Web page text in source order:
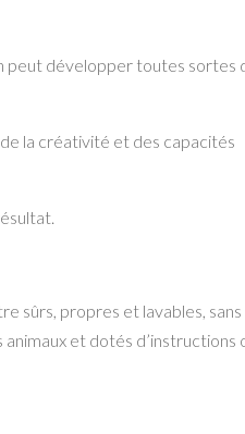
peut développer toutes sortes
la créativité et des capacités
sûrs, propres et lavables, sans
et dotés d’instructions